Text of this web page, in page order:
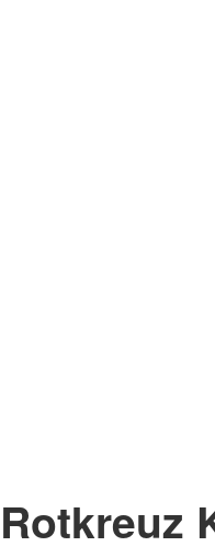
Rotkreuz